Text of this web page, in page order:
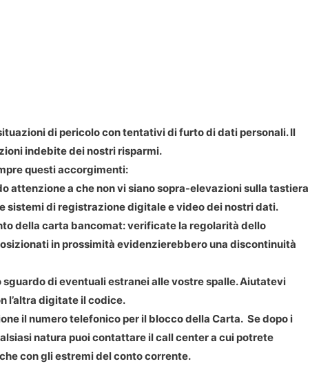
di pericolo con tentativi di furto di dati personali. Il
indebite dei nostri risparmi.
questi accorgimenti:
attenzione a che non vi siano sopra-elevazioni sulla tastiera
sistemi di registrazione digitale e video dei nostri dati.
della carta bancomat: verificate la regolarità dello
in prossimità evidenzierebbero una discontinuità
di eventuali estranei alle vostre spalle. Aiutatevi
l’altra digitate il codice.
il numero telefonico per il blocco della Carta. Se dopo i
natura puoi contattare il call center a cui potrete
con gli estremi del conto corrente.